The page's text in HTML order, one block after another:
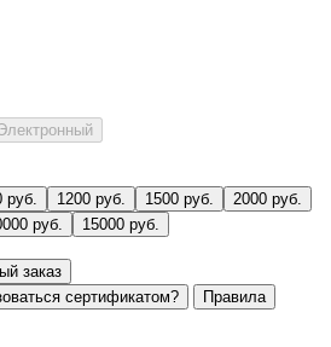
руб. 1200 руб. 1500 руб. 2000 руб.
руб. 15000 руб.
заказ
сертификатом?
Правила